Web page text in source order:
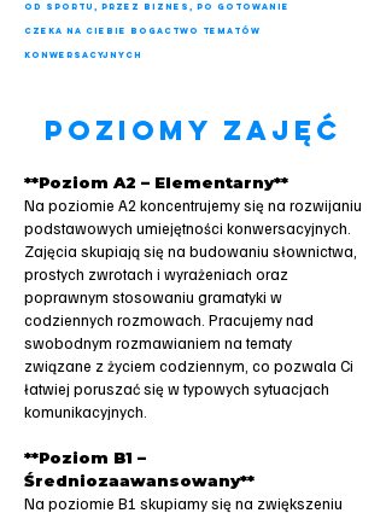
od Sportu, przez biznes, po gotowanie
czeka na ciebie bogactwo tematów
konwersacyjnych
POZIOMY ZAJĘĆ
**Poziom A2 – Elementarny**
Na poziomie A2 koncentrujemy się na rozwijaniu
podstawowych umiejętności konwersacyjnych.
Zajęcia skupiają się na budowaniu słownictwa,
prostych zwrotach i wyrażeniach oraz
poprawnym stosowaniu gramatyki w
codziennych rozmowach. Pracujemy nad
swobodnym rozmawianiem na tematy
związane z życiem codziennym, co pozwala Ci
łatwiej poruszać się w typowych sytuacjach
komunikacyjnych.
**Poziom B1 –
Średniozaawansowany**
Na poziomie B1 skupiamy się na zwiększeniu